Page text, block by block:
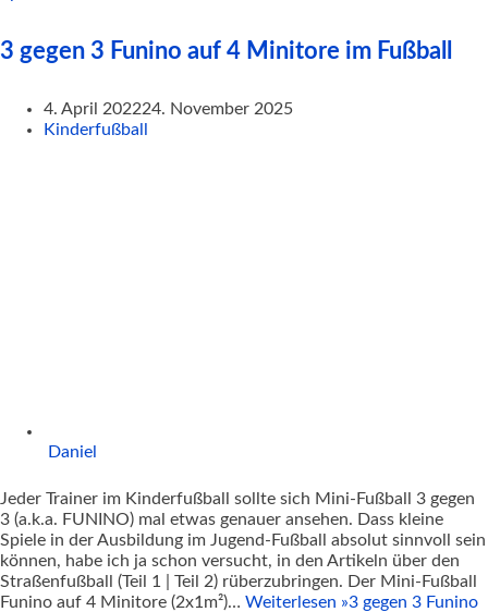
3 gegen 3 Funino auf 4 Minitore im Fußball
4. April 202224. November 2025
Kinderfußball
Daniel
Jeder Trainer im Kinderfußball sollte sich Mini-Fußball 3 gegen
3 (a.k.a. FUNINO) mal etwas genauer ansehen. Dass kleine
Spiele in der Ausbildung im Jugend-Fußball absolut sinnvoll sein
können, habe ich ja schon versucht, in den Artikeln über den
Straßenfußball (Teil 1 | Teil 2) rüberzubringen. Der Mini-Fußball
Funino auf 4 Minitore (2x1m²)… Weiterlesen »3 gegen 3 Funino